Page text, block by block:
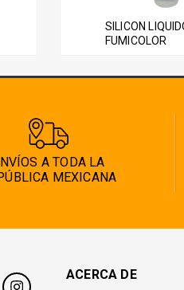
SILICON
FUMICOLOR
A TODA LA
MEXICANA
ACERCA DE